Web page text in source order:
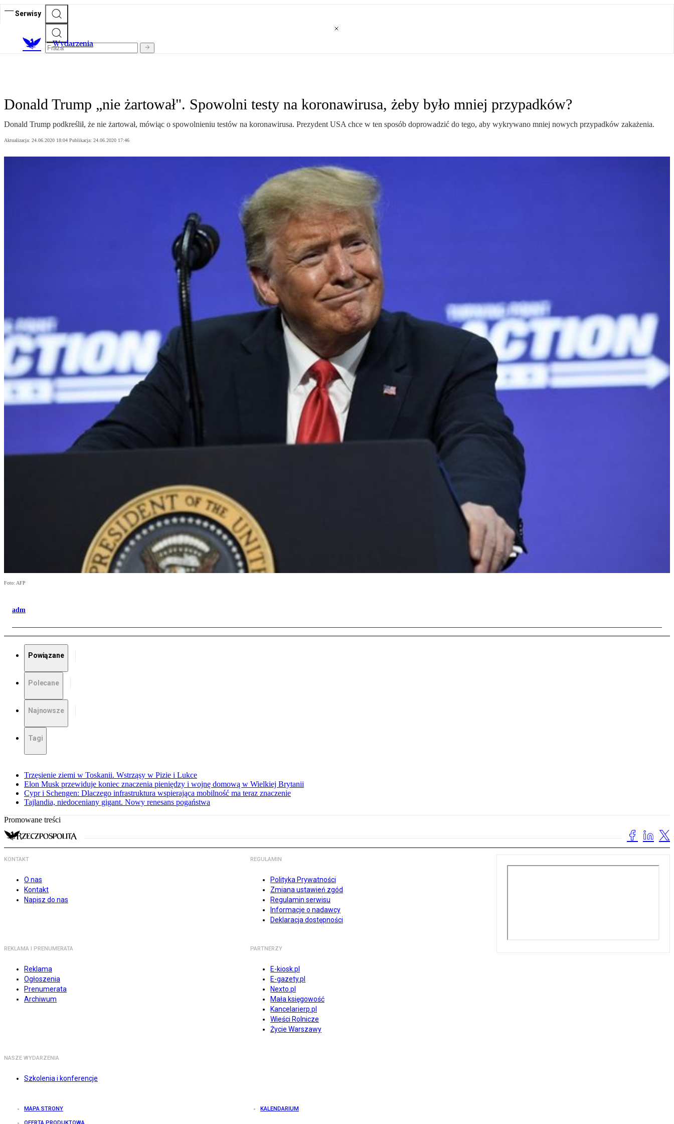
Serwisy
Wydarzenia
Donald Trump „nie żartował". Spowolni testy na koronawirusa, żeby było mniej przypadków?
Donald Trump podkreślił, że nie żartował, mówiąc o spowolnieniu testów na koronawirusa. Prezydent USA chce w ten sposób doprowadzić do tego, aby wykrywano mniej nowych przypadków zakażenia.
Aktualizacja: 24.06.2020 18:04 Publikacja: 24.06.2020 17:46
Foto: AFP
adm
Powiązane
Polecane
Najnowsze
Tagi
Trzęsienie ziemi w Toskanii. Wstrząsy w Pizie i Lukce
Elon Musk przewiduje koniec znaczenia pieniędzy i wojnę domową w Wielkiej Brytanii
Cypr i Schengen: Dlaczego infrastruktura wspierająca mobilność ma teraz znaczenie
Tajlandia, niedoceniany gigant. Nowy renesans pogaństwa
Promowane treści
KONTAKT
O nas
Kontakt
Napisz do nas
REGULAMIN
Polityka Prywatności
Zmiana ustawień zgód
Regulamin serwisu
Informacje o nadawcy
Deklaracja dostępności
REKLAMA I PRENUMERATA
Reklama
Ogłoszenia
Prenumerata
Archiwum
PARTNERZY
E-kiosk.pl
E-gazety.pl
Nexto.pl
Mała księgowość
Kancelarierp.pl
Wieści Rolnicze
Życie Warszawy
NASZE WYDARZENIA
Szkolenia i konferencje
MAPA STRONY KALENDARIUM